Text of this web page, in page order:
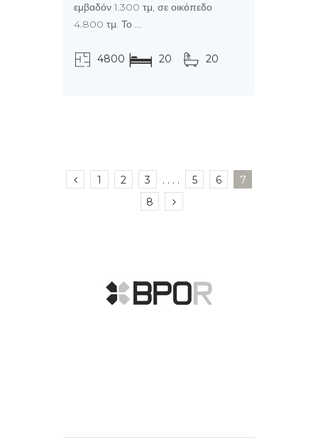
εμβαδόν 1.300 τμ, σε οικόπεδο
4.800 τμ. Το ...
4800 20 20
1 2 3 . . . . 5 6
7
8